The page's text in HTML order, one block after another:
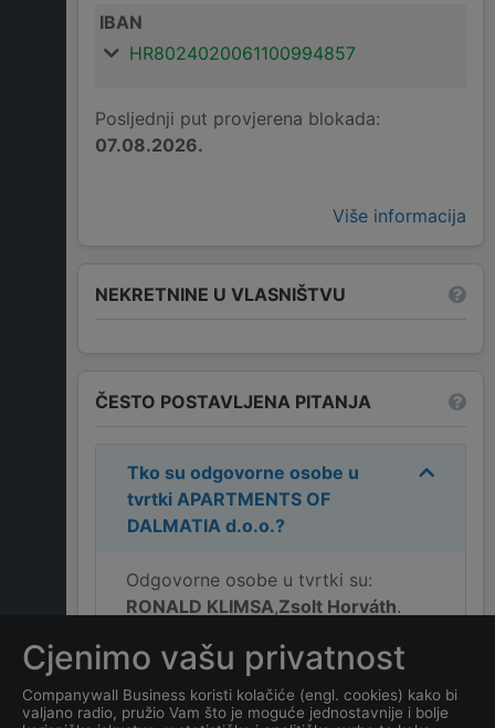
IBAN
HR8024020061100994857
Posljednji put provjerena blokada:
07.08.2026.
Više informacija
NEKRETNINE U VLASNIŠTVU
ČESTO POSTAVLJENA PITANJA
Tko su odgovorne osobe u
tvrtki APARTMENTS OF
DALMATIA d.o.o.?
Odgovorne osobe u tvrtki su:
RONALD KLIMSA,Zsolt Horváth.
Koja je adresa tvrtke
APARTMENTS OF
DALMATIA d.o.o.?
Cjenimo vašu privatnost
Companywall Business koristi kolačiće (engl. cookies) kako bi
valjano radio, pružio Vam što je moguće jednostavnije i bolje